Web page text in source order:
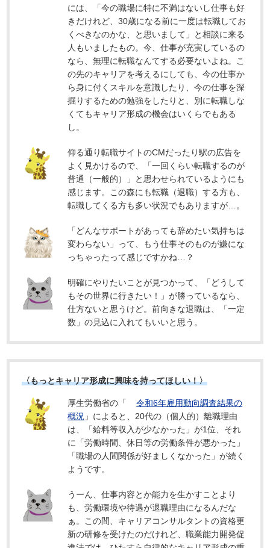
には、「今の職場に特に不満はないし仕事も好
きだけれど、30歳になる前に一度は転職してお
くべきなのかな、と思いまして」と相談に来る
人もいましたもの。今、仕事が充実しているの
なら、無理に転職なんてする必要ないよね。こ
の先のキャリアを考えるにしても、今の仕事か
ら身に付くスキルを意識したり、今の仕事を深
掘りするための勉強をしたりと、別に転職しな
くてもキャリア形成の機会はいくらでもある
し。
仰る通り転職サイトのCMだったり駅の広告を
よく見かけるので、「一回くらい転職するのが
普通（一般的）」と思わせられているようにも
感じます。この森にも転職（退職）する方も、
転職してくる方も多い状況でもありますが…。
「どんなサポートがあっても辞めたい気持ちは
変わらない」って、もう仕事そのものが嫌にな
っちゃったって感じですかね…？
明確にやりたいことが見つかって、「どうして
もその世界に行きたい！」が勝っているなら、
仕方ないと思うけど。前向きな退職は、「一定
数」の見込に入れてもいいと思う。
〈もっとキャリア形成に興味を持ってほしい！〉
厚生労働省の「
令和6年雇用動向調査結果の
概況 」によると、20代の（個人的）離職理由
は、「給料等収入が少なかった」が1位、それ
に「労働時間、休日等の労働条件が悪かった」
「職場の人間関係が好ましくなかった」が続く
ようです。
うーん、仕事内容とか能力を生かすことより
も、労働環境や待遇が退職理由になるんだな
ぁ。この間、キャリアコンサルタントの資格更
新の研修を受けたのだけれど、職業能力開発促